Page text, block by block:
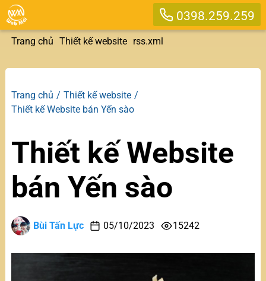
0398.259.259
Trang chủ Thiết kế website rss.xml
Trang chủ
Thiết kế website
Thiết kế Website bán Yến sào
Thiết kế Website
bán Yến sào
Bùi Tấn Lực 05/10/2023 15242